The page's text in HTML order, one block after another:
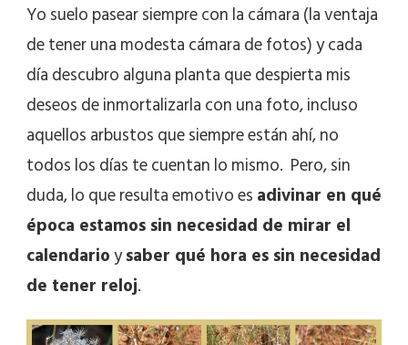
Yo suelo pasear siempre con la cámara (la ventaja
de tener una modesta cámara de fotos) y cada
día descubro alguna planta que despierta mis
deseos de inmortalizarla con una foto, incluso
aquellos arbustos que siempre están ahí, no
todos los días te cuentan lo mismo. Pero, sin
duda, lo que resulta emotivo esadivinar en qué
época estamos sin necesidad de mirar el
calendarioysaber qué hora es sin necesidad
de tener reloj.